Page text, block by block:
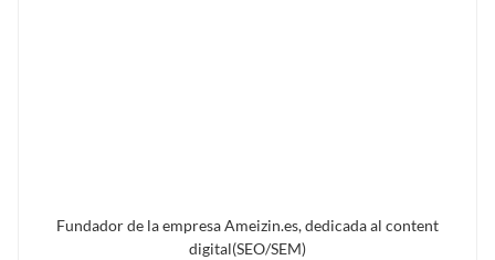
Fundador de la empresa Ameizin.es, dedicada al content
digital(SEO/SEM)